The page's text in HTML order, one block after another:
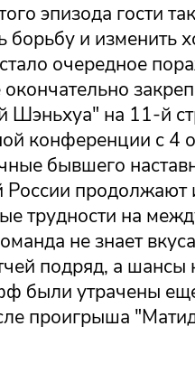
эпизода гости
борьбу и изменить
очередное
окончательно
Шэньхуа" на 11-й
конференции с 4
бывшего
России продолжают
трудности на
не знает
подряд, а шансы
были утрачены
проигрыша